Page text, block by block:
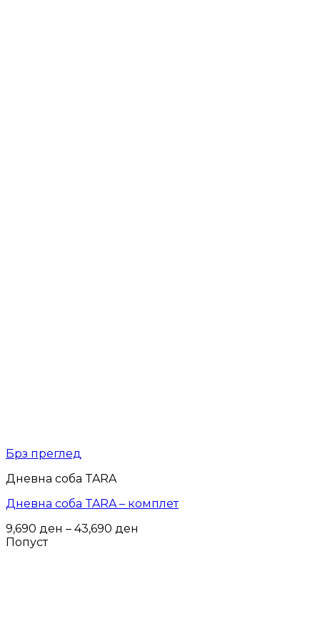
Брз преглед
Дневна соба TARA
Дневна соба TARA – комплет
9,690 ден – 43,690 ден
Попуст